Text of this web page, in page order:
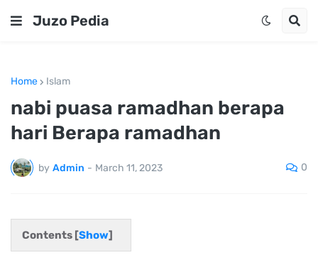
Juzo Pedia
Home Islam
nabi puasa ramadhan berapa
hari Berapa ramadhan
by Admin - March 11, 2023 0
Contents [Show]